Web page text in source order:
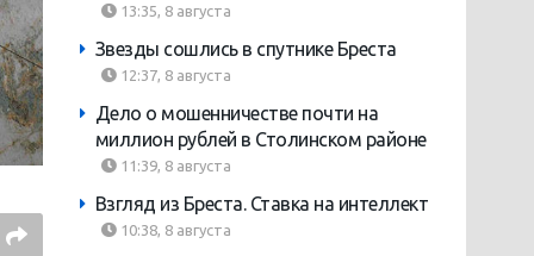
13:35, 8 августа
Звезды сошлись в спутнике Бреста
12:37, 8 августа
Дело о мошенничестве почти на
миллион рублей в Столинском районе
11:39, 8 августа
Взгляд из Бреста. Ставка на интеллект
10:38, 8 августа